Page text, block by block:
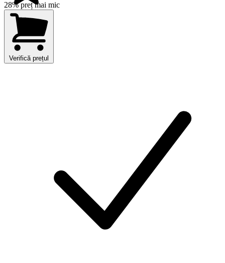
28% preț mai mic
Verifică prețul